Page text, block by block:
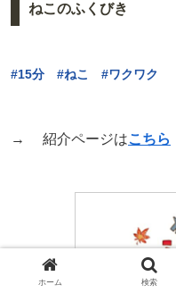
ねこのふくびき
#15分 #ねこ #ワクワク
→ 紹介ページはこちら
ホーム 検索